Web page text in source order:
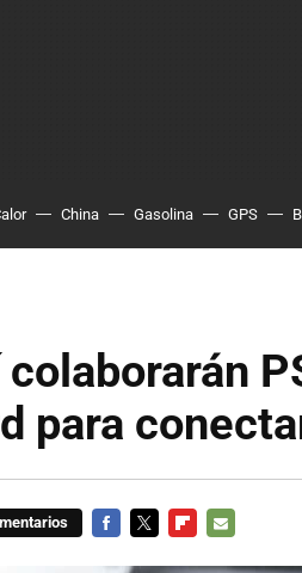
China Gasolina GPS
para